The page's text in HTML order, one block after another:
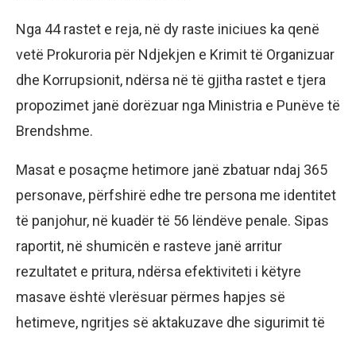
Nga 44 rastet e reja, në dy raste iniciues ka qenë
vetë Prokuroria për Ndjekjen e Krimit të Organizuar
dhe Korrupsionit, ndërsa në të gjitha rastet e tjera
propozimet janë dorëzuar nga Ministria e Punëve të
Brendshme.
Masat e posaçme hetimore janë zbatuar ndaj 365
personave, përfshirë edhe tre persona me identitet
të panjohur, në kuadër të 56 lëndëve penale. Sipas
raportit, në shumicën e rasteve janë arritur
rezultatet e pritura, ndërsa efektiviteti i këtyre
masave është vlerësuar përmes hapjes së
hetimeve, ngritjes së aktakuzave dhe sigurimit të